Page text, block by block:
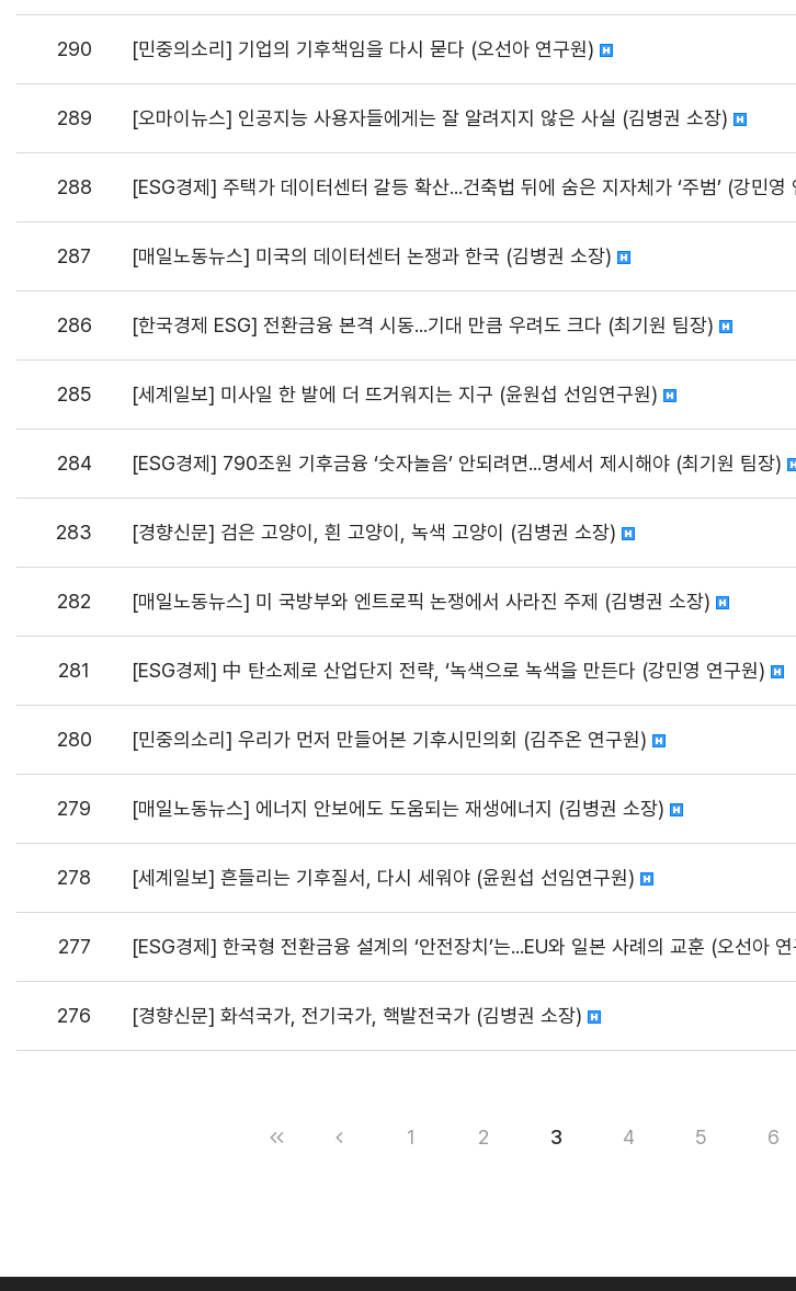
290 [민중의소리] 기업의 기후책임을 다시 묻다 (오선아 연구원)
289 [오마이뉴스] 인공지능 사용자들에게는 잘 알려지지 않은 사실 (김병권 소장)
288 [ESG경제] 주택가 데이터센터 갈등 확산...건축법 뒤에 숨은 지자체가 ‘주범’ (강민영
287 [매일노동뉴스] 미국의 데이터센터 논쟁과 한국 (김병권 소장)
286 [한국경제 ESG] 전환금융 본격 시동...기대 만큼 우려도 크다 (최기원 팀장)
285 [세계일보] 미사일 한 발에 더 뜨거워지는 지구 (윤원섭 선임연구원)
284 [ESG경제] 790조원 기후금융 ‘숫자놀음’ 안되려면...명세서 제시해야 (최기원 팀장)
283 [경향신문] 검은 고양이, 흰 고양이, 녹색 고양이 (김병권 소장)
282 [매일노동뉴스] 미 국방부와 엔트로픽 논쟁에서 사라진 주제 (김병권 소장)
281 [ESG경제] 中 탄소제로 산업단지 전략, ‘녹색으로 녹색을 만든다 (강민영 연구원)
280 [민중의소리] 우리가 먼저 만들어본 기후시민의회 (김주온 연구원)
279 [매일노동뉴스] 에너지 안보에도 도움되는 재생에너지 (김병권 소장)
278 [세계일보] 흔들리는 기후질서, 다시 세워야 (윤원섭 선임연구원)
277 [ESG경제] 한국형 전환금융 설계의 ‘안전장치’는...EU와 일본 사례의 교훈 (오선아
276 [경향신문] 화석국가, 전기국가, 핵발전국가 (김병권 소장)
1 2 3 4 5 6